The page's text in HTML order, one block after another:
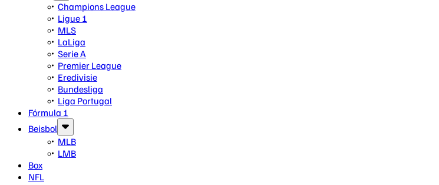
Champions League
Ligue 1
MLS
LaLiga
Serie A
Premier League
Eredivisie
Bundesliga
Liga Portugal
Fórmula 1
Beisbol
MLB
LMB
Box
NFL